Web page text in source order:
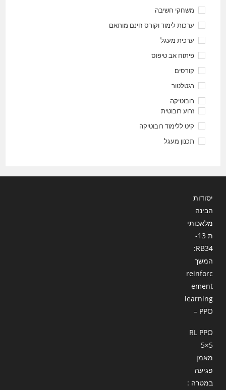
משחקי חשיבה
ערכות לימוד וקורס חינם מותאם
ערכית מעגל
פיתוח אב טיפוס
קורסים
רגטלטור
רובוטיקה
זרוע רובוטית
קיט ללימוד רובוטיקה
תכנון מעגל
יסודות
הבינה
מלאכותי
ת 13-
RB34:
המשך
reinforc
ement
learning
– PPO
RL PPO
5×5
מאמן
פגיעה
במטרה :